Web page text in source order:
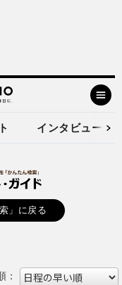
インタビュー
」に戻る
：